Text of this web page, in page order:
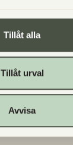
Tillåt alla
Tillåt urval
Avvisa
bröd/bakverk?